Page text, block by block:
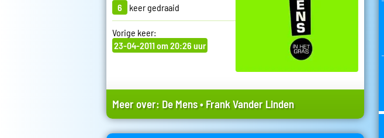
6 keer gedraaid
Vorige keer:
23-04-2011 om 20:26 uur
Meer over: De Mens•Frank Vander Linden